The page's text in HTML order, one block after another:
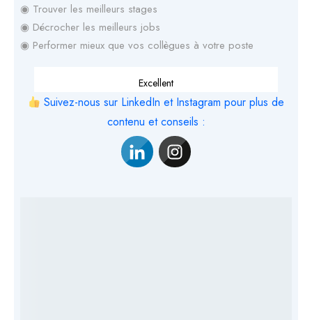
◉ Trouver les meilleurs stages
◉ Décrocher les meilleurs jobs
◉ Performer mieux que vos collègues à votre poste
Excellent
Suivez-nous sur LinkedIn et Instagram pour plus de
contenu et conseils :